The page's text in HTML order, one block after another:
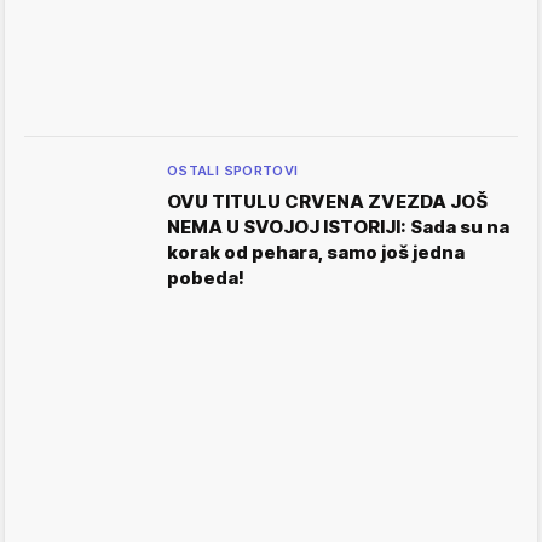
OSTALI SPORTOVI
OVU TITULU CRVENA ZVEZDA JOŠ
NEMA U SVOJOJ ISTORIJI: Sada su na
korak od pehara, samo još jedna
pobeda!